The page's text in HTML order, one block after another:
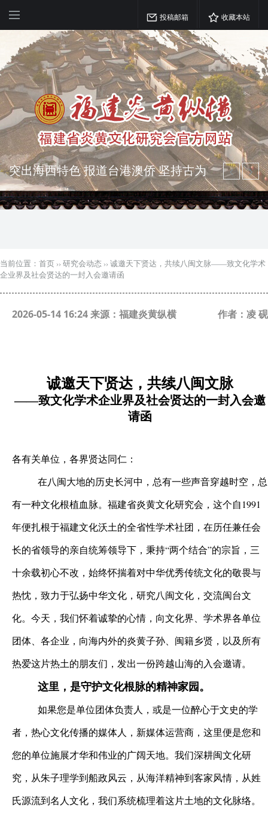
投稿邮箱 收藏本站
弘扬优秀文化 振奋民族精神 介绍民族
瑰宝 宣传中华精英
突出海西特色 报道台港澳侨 坚持古为
当前位置： 首页 ›› 研究会动态 ›› 诚邀天下贤达，共续八闽文脉——致文化学术
企业界及社会贤达的一封入会邀请函
2026-05-14 16:24 来源：福建炎黄纵横 作者：凌 砚
诚邀天下贤达，共续八闽文脉
——致文化学术企业界及社会贤达的一封入会邀
请函
各有关单位，各界贤达同仁：
在八闽大地的历史长河中，总有一些声音穿越时空，总
有一种文化根植血脉。福建省炎黄文化研究会，这个自1991
年便扎根于福建文化沃土的全省性学术社团，在历任兼任会
长的省领导的亲自统筹领导下，秉持“两个结合”的宗旨，三
十余载初心不改，始终怀揣着对中华优秀传统文化的敬畏与
热忱，致力于弘扬中华文化，研究八闽文化，交流闽台文
化。今天，我们怀着诚挚的心情，向文化界、学术界各单位
团体、各企业，向海内外的炎黄子孙、闽籍乡贤，以及所有
热爱这片热土的朋友们，发出一份跨越山海的入会邀请。
这里，是守护文化根脉的精神家园。
如果您是单位团体负责人，或是一位醉心于文史的学
者，热心文化传播的媒体人，新媒体运营商，这里便是您和
您的单位施展才华和伟业的广阔天地。我们深耕闽文化研
究，从朱子理学到船政风云，从海洋精神到客家风情，从姓
氏源流到名人文化，我们系统梳理着这片土地的文化脉络。